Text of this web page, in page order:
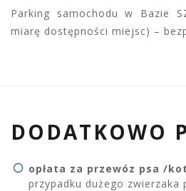
Parking samochodu w Bazie
miarę dostępności miejsc) –
DODATKOWO
opłata za przewóz psa /
przypadku dużego zwierzaka